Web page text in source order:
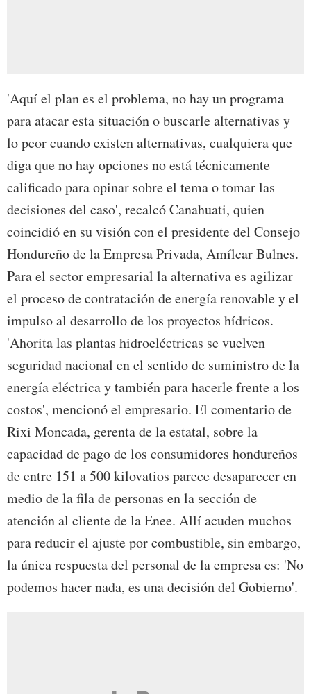
'Aquí el plan es el problema, no hay un programa
para atacar esta situación o buscarle alternativas y
lo peor cuando existen alternativas, cualquiera que
diga que no hay opciones no está técnicamente
calificado para opinar sobre el tema o tomar las
decisiones del caso', recalcó Canahuati, quien
coincidió en su visión con el presidente del Consejo
Hondureño de la Empresa Privada, Amílcar Bulnes.
Para el sector empresarial la alternativa es agilizar
el proceso de contratación de energía renovable y el
impulso al desarrollo de los proyectos hídricos.
'Ahorita las plantas hidroeléctricas se vuelven
seguridad nacional en el sentido de suministro de la
energía eléctrica y también para hacerle frente a los
costos', mencionó el empresario. El comentario de
Rixi Moncada, gerenta de la estatal, sobre la
capacidad de pago de los consumidores hondureños
de entre 151 a 500 kilovatios parece desaparecer en
medio de la fila de personas en la sección de
atención al cliente de la Enee. Allí acuden muchos
para reducir el ajuste por combustible, sin embargo,
la única respuesta del personal de la empresa es: 'No
podemos hacer nada, es una decisión del Gobierno'.